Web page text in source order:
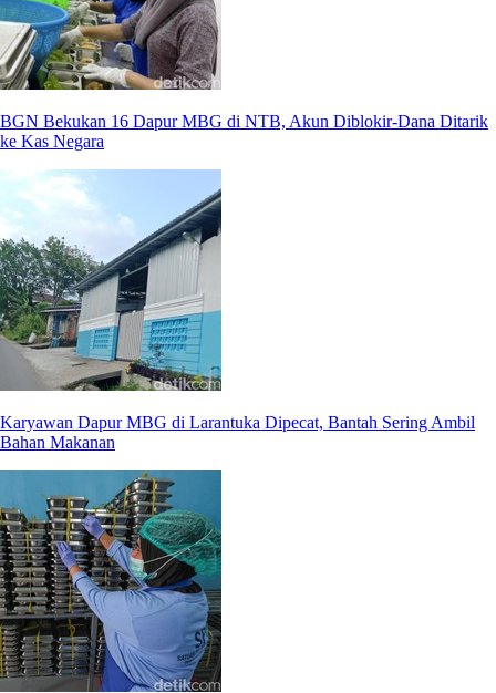
BGN Bekukan 16 Dapur MBG di NTB, Akun Diblokir-Dana Ditarik
ke Kas Negara
Karyawan Dapur MBG di Larantuka Dipecat, Bantah Sering Ambil
Bahan Makanan